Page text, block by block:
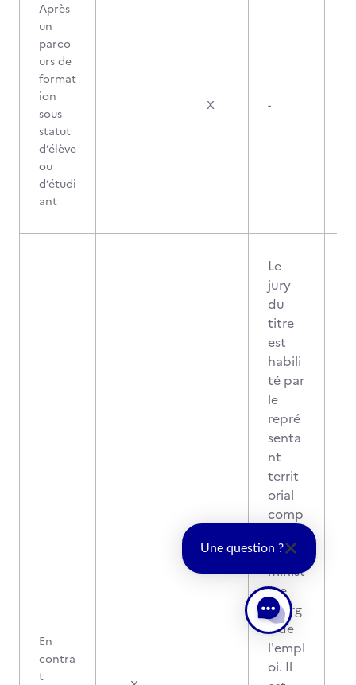
Après
un
parco
urs de
format
ion
sous
statut
d’élève
ou
d’étudi
ant
X -
En
contra
t
Le
jury
du
titre
est
habili
té par
le
repré
senta
nt
territ
orial
comp
du
minist
ère
charg
é de
l'empl
oi. Il
Une question ?